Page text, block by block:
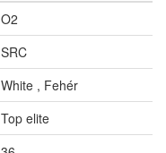
O2
SRC
White , Fehér
Top elite